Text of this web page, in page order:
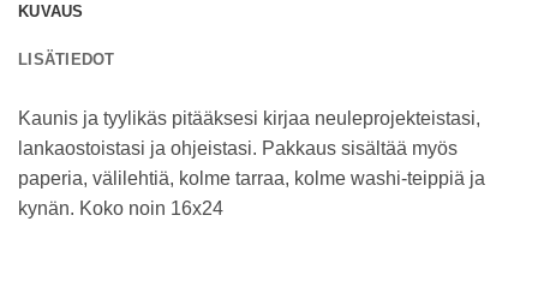
KUVAUS
LISÄTIEDOT
Kaunis ja tyylikäs pitääksesi kirjaa neuleprojekteistasi,
lankaostoistasi ja ohjeistasi. Pakkaus sisältää myös
paperia, välilehtiä, kolme tarraa, kolme washi-teippiä ja
kynän. Koko noin 16x24